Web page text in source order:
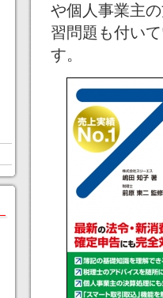
や個人事業主
習問題も付い
す。